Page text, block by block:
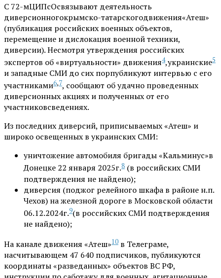
С 72-мЦИПсОсвязывают деятельность
диверсионногокрымско-татарскогодвижения«Атеш»
(публикация российских военных объектов,
перемещение и дислокация военной техники,
диверсии). Несмотря утверждения российских
экспертов об «виртуальности» движения4,украинские5
и западные СМИ до сих порпубликуют интервью с его
участниками6,7, сообщают об удачно проведенных
диверсионных акциях и полученных от его
участниковсведениях.
Из последних диверсий, приписываемых «Атеш» и
широко освещенных в украинских СМИ:
уничтожение автомобиля бригады «Кальминус»в
Донецке 22 января 2025г.8 (в российских СМИ
подтверждения не найдено);
диверсия (поджог релейного шкафа в районе н.п.
Чехов) на железной дороге в Московской области
06.12.2024г.9(в российских СМИ подтверждения
не найдено);
На канале движения «Атеш»10 в Телеграме,
насчитывающем 47 640 подписчиков, публикуются
координаты «разведанных» объектов ВС РФ,